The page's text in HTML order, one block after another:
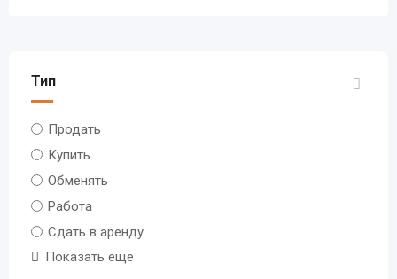
Тип
Продать
Купить
Обменять
Работа
Сдать в аренду
Показать еще